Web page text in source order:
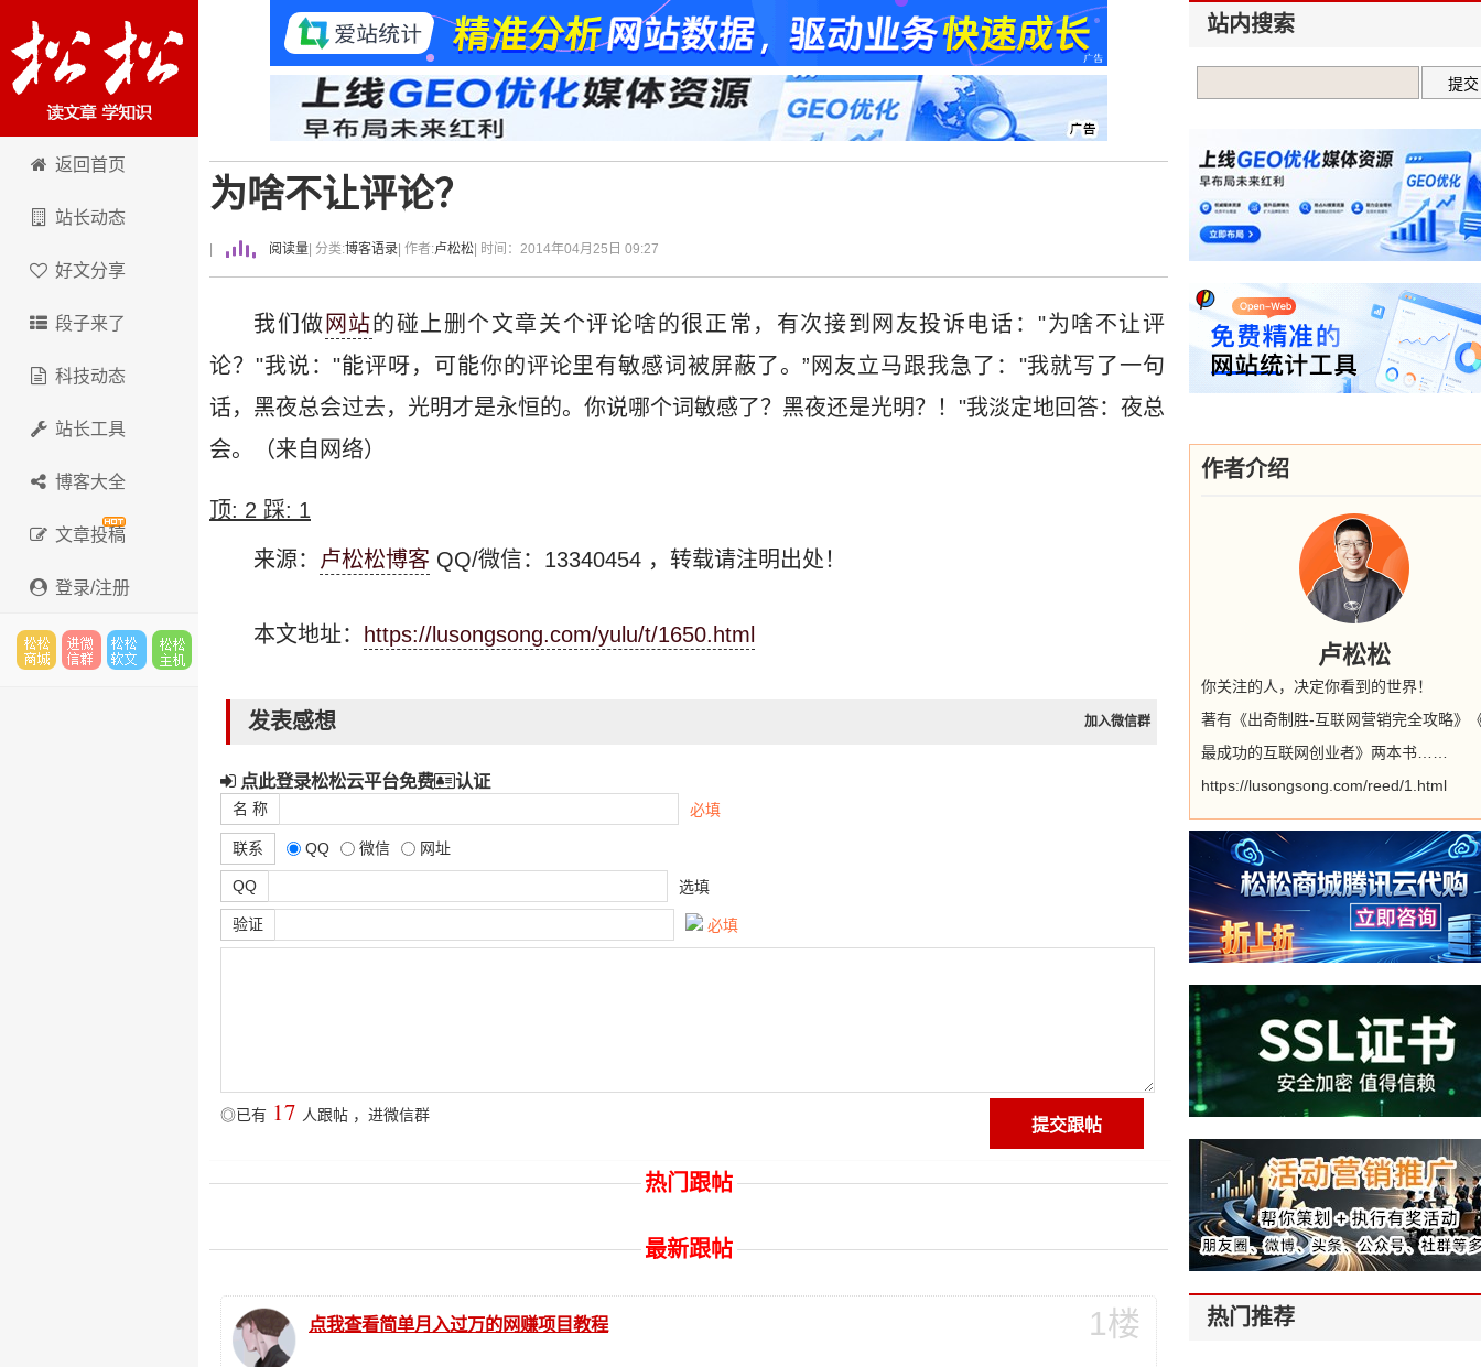
卢松松博客
返回首页
站长动态
好文分享
段子来了
科技动态
站长工具
博客大全
文章投稿
登录/注册
为啥不让评论？
阅读量 | 分类:博客语录 | 作者:卢松松 | 时间：2014年04月25日 09:27
我们做 网站的碰上删个文章关个评论啥的很正常，有次接到网友投诉电话："为啥不让评
论？"我说："能评呀，可能你的评论里有敏感词被屏蔽了。”网友立马跟我急了："我就写了一句
话，黑夜总会过去，光明才是永恒的。你说哪个词敏感了？黑夜还是光明？！"我淡定地回答：夜总
会。（来自网络）
顶: 2 踩: 1
来源： 卢松松博客 QQ/微信：13340454 ，转载请注明出处！
本文地址： https://lusongsong.com/yulu/t/1650.html
发表感想 加入微信群
点此登录松松云平台免费 认证
名 称 必填
联系 QQ 微信 网址
QQ 选填
验证 必填
◎已有 17 人跟帖 ， 进微信群
热门跟帖
最新跟帖
1楼
点我查看简单月入过万的网赚项目教程
站内搜索
作者介绍
卢松松
你关注的人，决定你看到的世界！
著有《出奇制胜-互联网营销完全攻略》
最成功的互联网创业者》两本书……
https://lusongsong.com/reed/1.html
热门推荐